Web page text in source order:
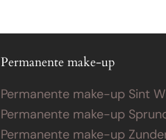
Permanente make-up
Permanente make-up Sint
Permanente make-up
Permanente make-up